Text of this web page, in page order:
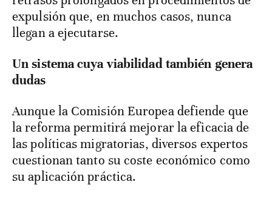
expulsión que, en muchos casos, nunca
llegan a ejecutarse.
Un sistema cuya viabilidad también genera
dudas
Aunque la Comisión Europea defiende que
la reforma permitirá mejorar la eficacia de
las políticas migratorias, diversos expertos
cuestionan tanto su coste económico como
su aplicación práctica.